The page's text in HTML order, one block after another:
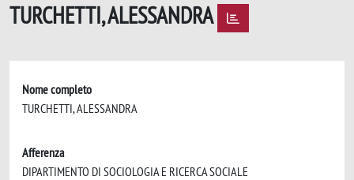
TURCHETTI, ALESSANDRA
Nome completo
TURCHETTI, ALESSANDRA
Afferenza
DIPARTIMENTO DI SOCIOLOGIA E RICERCA SOCIALE